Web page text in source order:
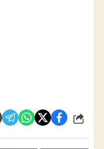
شارك